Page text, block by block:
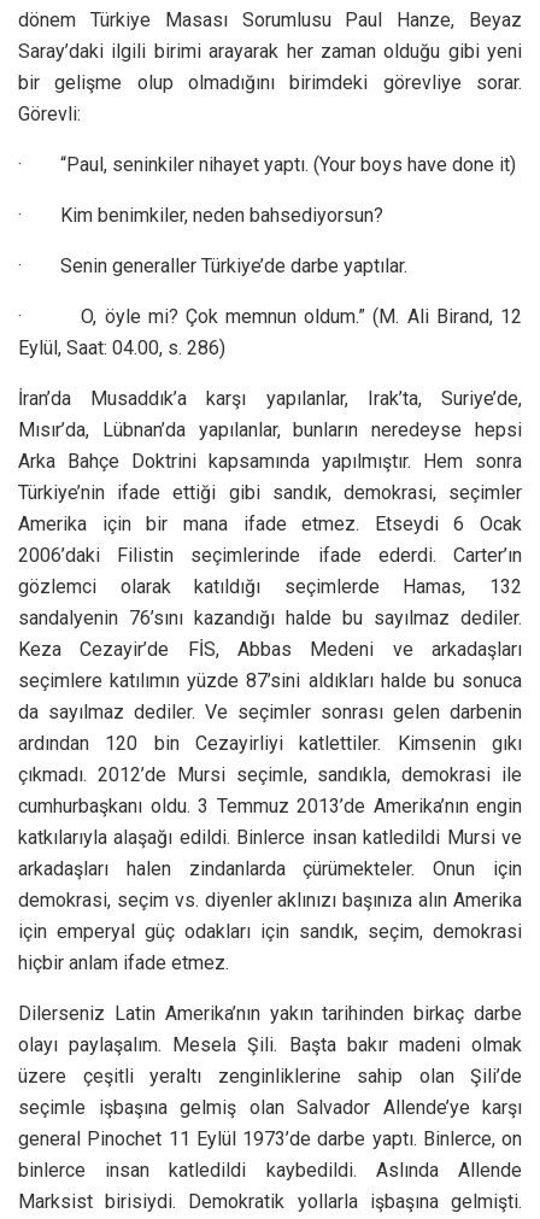
dönem Türkiye Masası Sorumlusu Paul Hanze, Beyaz
Saray’daki ilgili birimi arayarak her zaman olduğu gibi yeni
bir gelişme olup olmadığını birimdeki görevliye sorar.
Görevli:
· “Paul, seninkiler nihayet yaptı. (Your boys have done it)
· Kim benimkiler, neden bahsediyorsun?
· Senin generaller Türkiye’de darbe yaptılar.
· O, öyle mi? Çok memnun oldum.” (M. Ali Birand, 12
Eylül, Saat: 04.00, s. 286)
İran’da Musaddık’a karşı yapılanlar, Irak’ta, Suriye’de,
Mısır’da, Lübnan’da yapılanlar, bunların neredeyse hepsi
Arka Bahçe Doktrini kapsamında yapılmıştır. Hem sonra
Türkiye’nin ifade ettiği gibi sandık, demokrasi, seçimler
Amerika için bir mana ifade etmez. Etseydi 6 Ocak
2006’daki Filistin seçimlerinde ifade ederdi. Carter’ın
gözlemci olarak katıldığı seçimlerde Hamas, 132
sandalyenin 76’sını kazandığı halde bu sayılmaz dediler.
Keza Cezayir’de FİS, Abbas Medeni ve arkadaşları
seçimlere katılımın yüzde 87’sini aldıkları halde bu sonuca
da sayılmaz dediler. Ve seçimler sonrası gelen darbenin
ardından 120 bin Cezayirliyi katlettiler. Kimsenin gıkı
çıkmadı. 2012’de Mursi seçimle, sandıkla, demokrasi ile
cumhurbaşkanı oldu. 3 Temmuz 2013’de Amerika’nın engin
katkılarıyla alaşağı edildi. Binlerce insan katledildi Mursi ve
arkadaşları halen zindanlarda çürümekteler. Onun için
demokrasi, seçim vs. diyenler aklınızı başınıza alın Amerika
için emperyal güç odakları için sandık, seçim, demokrasi
hiçbir anlam ifade etmez.
Dilerseniz Latin Amerika’nın yakın tarihinden birkaç darbe
olayı paylaşalım. Mesela Şili. Başta bakır madeni olmak
üzere çeşitli yeraltı zenginliklerine sahip olan Şili’de
seçimle işbaşına gelmiş olan Salvador Allende’ye karşı
general Pinochet 11 Eylül 1973’de darbe yaptı. Binlerce, on
binlerce insan katledildi kaybedildi. Aslında Allende
Marksist birisiydi. Demokratik yollarla işbaşına gelmişti.